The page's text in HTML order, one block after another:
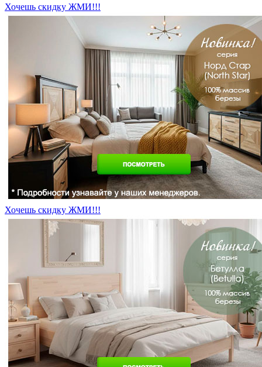
Хочешь скидку ЖМИ!!!
Хочешь скидку ЖМИ!!!